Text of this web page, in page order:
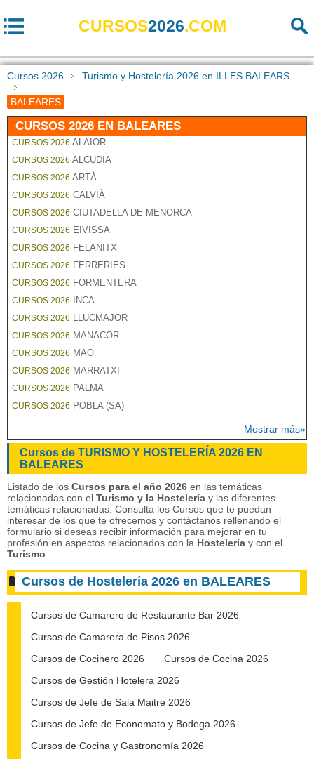
CURSOS2026.COM
Cursos 2026 Turismo y Hostelería 2026 en ILLES BALEARS
BALEARES
CURSOS 2026 EN BALEARES
CURSOS 2026 ALAIOR
CURSOS 2026 ALCUDIA
CURSOS 2026 ARTÀ
CURSOS 2026 CALVIÀ
CURSOS 2026 CIUTADELLA DE MENORCA
CURSOS 2026 EIVISSA
CURSOS 2026 FELANITX
CURSOS 2026 FERRERIES
CURSOS 2026 FORMENTERA
CURSOS 2026 INCA
CURSOS 2026 LLUCMAJOR
CURSOS 2026 MANACOR
CURSOS 2026 MAO
CURSOS 2026 MARRATXI
CURSOS 2026 PALMA
CURSOS 2026 POBLA (SA)
Mostrar más»
Cursos de TURISMO Y HOSTELERÍA 2026 EN
BALEARES
Listado de los Cursos para el año 2026 en las temáticas
relacionadas con el Turismo y la Hostelería y las diferentes
temáticas relacionadas. Consulta los Cursos que te puedan
interesar de los que te ofrecemos y contáctanos rellenando el
formulario si deseas recibir información para mejorar en tu
profesión en aspectos relacionados con la Hostelería y con el
Turismo
Cursos de Hostelería 2026 en BALEARES
Cursos de Camarero de Restaurante Bar 2026
Cursos de Camarera de Pisos 2026
Cursos de Cocinero 2026
Cursos de Cocina 2026
Cursos de Gestión Hotelera 2026
Cursos de Jefe de Sala Maitre 2026
Cursos de Jefe de Economato y Bodega 2026
Cursos de Cocina y Gastronomía 2026